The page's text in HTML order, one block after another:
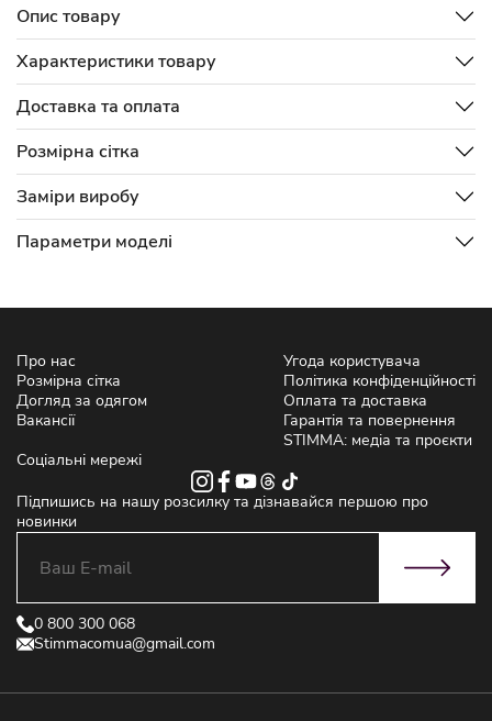
Опис товару
Характеристики товару
Доставка та оплата
Розмірна сітка
Заміри виробу
Параметри моделі
Про нас
Розмірна сітка
Догляд за одягом
Вакансії
Угода користувача
Політика конфіденційності
Оплата та доставка
Гарантія та повернення
STIMMA: медіа та проєкти
Соціальні мережі
Підпишись на нашу розсилку та дізнавайся першою про
новинки
0 800 300 068
Stimmacomua@gmail.com